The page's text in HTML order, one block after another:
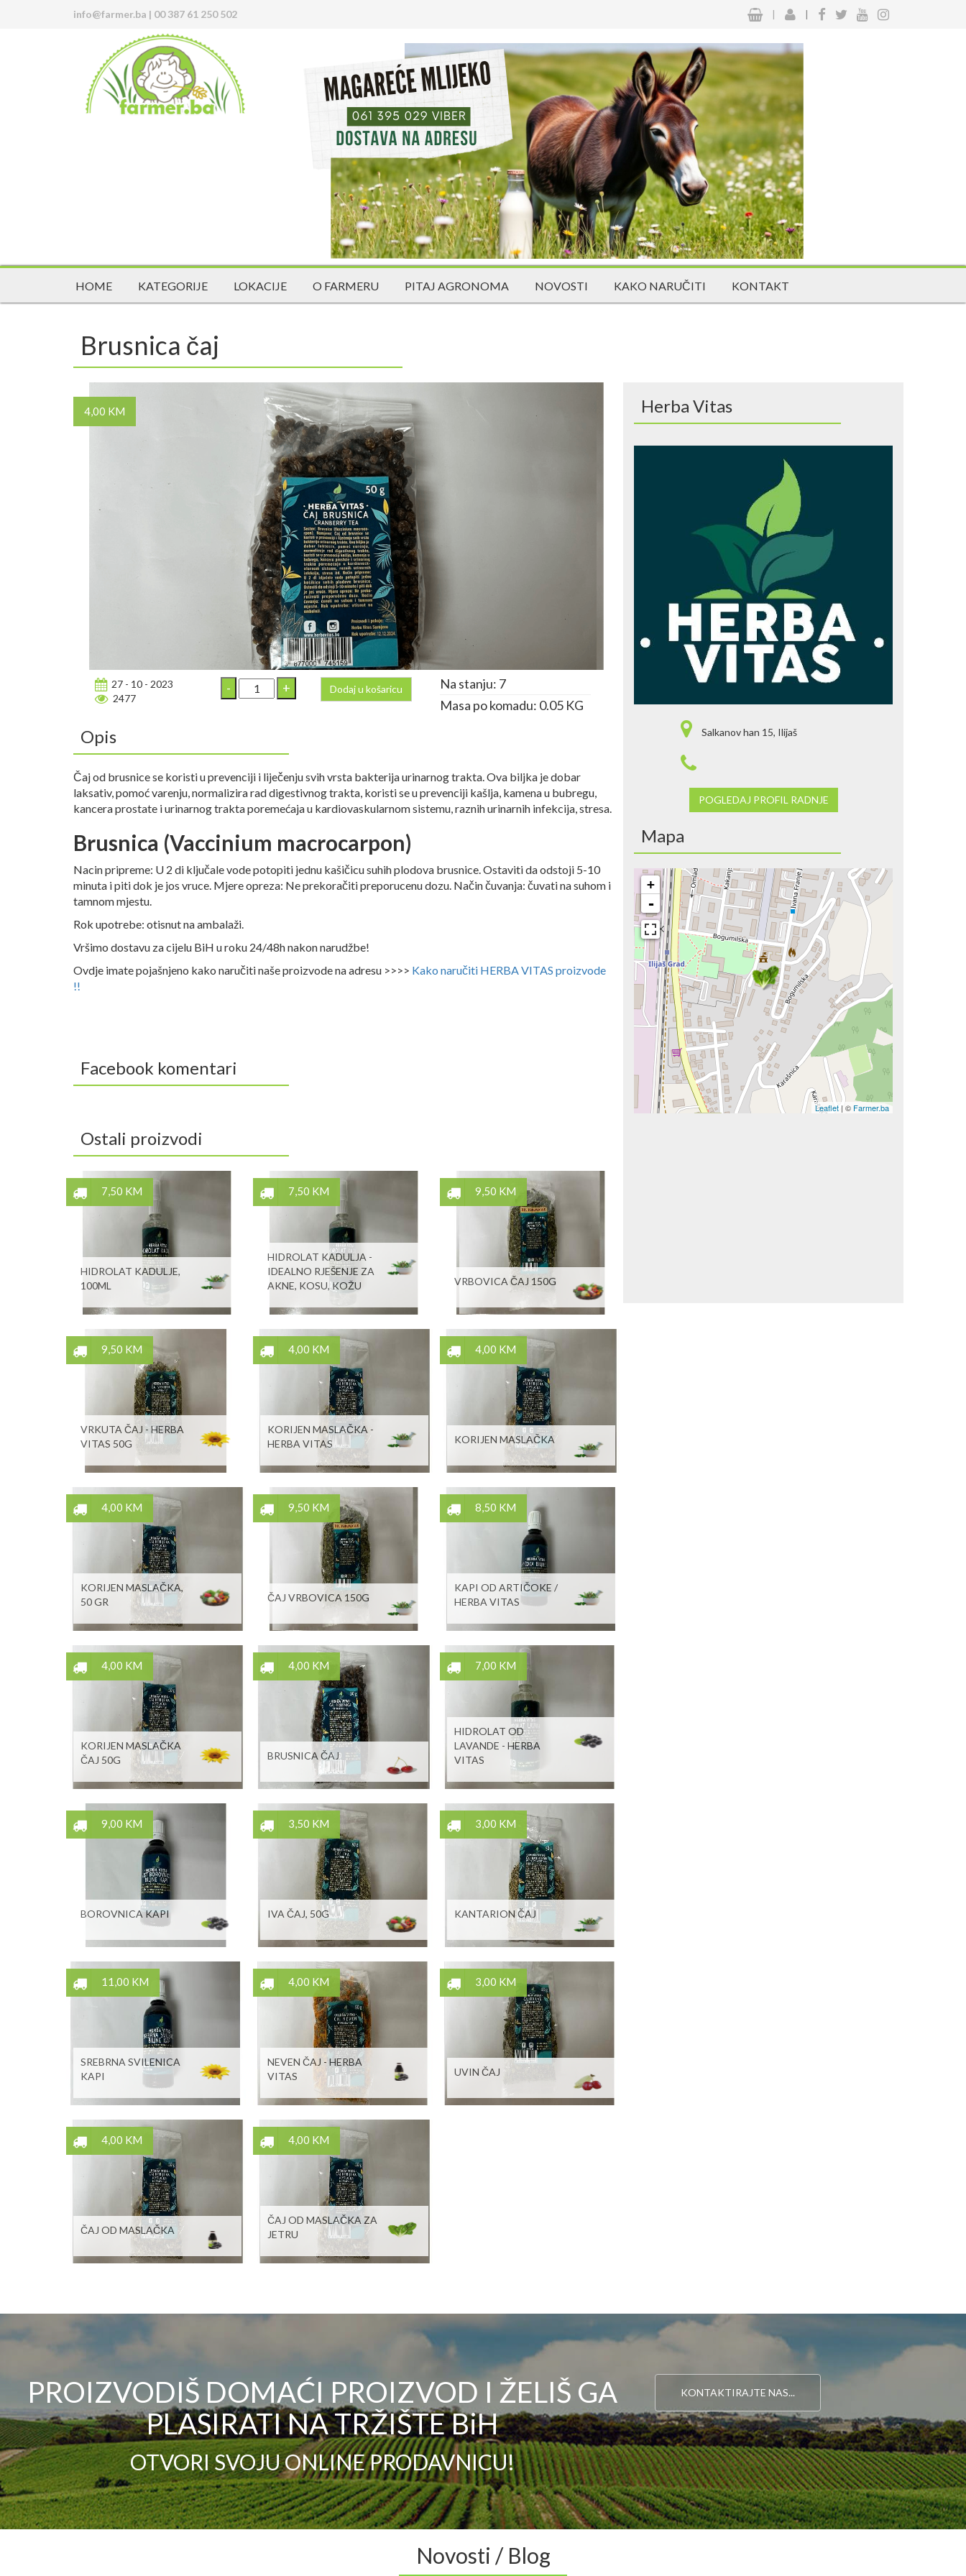
info@farmer.ba | 00 387 61 250 502 | |
HOME KATEGORIJE LOKACIJE O FARMERU PITAJ AGRONOMA NOVOSTI KAKO NARUČITI KONTAKT
Brusnica čaj
4,00 KM
27 - 10 - 2023
2477
Dodaj u košaricu
Na stanju: 7
Masa po komadu: 0.05 KG
Opis
Čaj od brusnice se koristi u prevenciji i liječenju svih vrsta bakterija urinarnog trakta. Ova biljka je dobar
laksativ, pomoć varenju, normalizira rad digestivnog trakta, koristi se u prevenciji kašlja, kamena u bubregu,
kancera prostate i urinarnog trakta poremećaja u kardiovaskularnom sistemu, raznih urinarnih infekcija, stresa.
Brusnica (Vaccinium macrocarpon)
Nacin pripreme: U 2 di ključale vode potopiti jednu kašičicu suhih plodova brusnice. Ostaviti da odstoji 5-10
minuta i piti dok je jos vruce. Mjere opreza: Ne prekoračiti preporucenu dozu. Način čuvanja: čuvati na suhom i
tamnom mjestu.
Rok upotrebe: otisnut na ambalaži.
Vršimo dostavu za cijelu BiH u roku 24/48h nakon narudžbe!
Ovdje imate pojašnjeno kako naručiti naše proizvode na adresu >>>> Kako naručiti HERBA VITAS proizvode
!!
Facebook komentari
Ostali proizvodi
7,50 KM
HIDROLAT KADULJE,
100ML
7,50 KM
HIDROLAT KADULJA -
IDEALNO RJEŠENJE ZA
AKNE, KOSU, KOŽU
9,50 KM
VRBOVICA ČAJ 150G
9,50 KM
VRKUTA ČAJ - HERBA
VITAS 50G
4,00 KM
KORIJEN MASLAČKA -
HERBA VITAS
4,00 KM
KORIJEN MASLAČKA
4,00 KM
KORIJEN MASLAČKA,
50 GR
9,50 KM
ČAJ VRBOVICA 150G
8,50 KM
KAPI OD ARTIČOKE /
HERBA VITAS
4,00 KM
KORIJEN MASLAČKA
ČAJ 50G
4,00 KM
BRUSNICA ČAJ
7,00 KM
HIDROLAT OD
LAVANDE - HERBA
VITAS
9,00 KM
BOROVNICA KAPI
3,50 KM
IVA ČAJ, 50G
3,00 KM
KANTARION ČAJ
11,00 KM
SREBRNA SVILENICA
KAPI
4,00 KM
NEVEN ČAJ - HERBA
VITAS
3,00 KM
UVIN ČAJ
4,00 KM
ČAJ OD MASLAČKA
4,00 KM
ČAJ OD MASLAČKA ZA
JETRU
Herba Vitas
Salkanov han 15, Ilijaš
POGLEDAJ PROFIL RADNJE
Mapa
+
-
Leaflet | © Farmer.ba
PROIZVODIŠ DOMAĆI PROIZVOD I ŽELIŠ GA
PLASIRATI NA TRŽIŠTE BiH
OTVORI SVOJU ONLINE PRODAVNICU!
KONTAKTIRAJTE NAS...
Novosti / Blog